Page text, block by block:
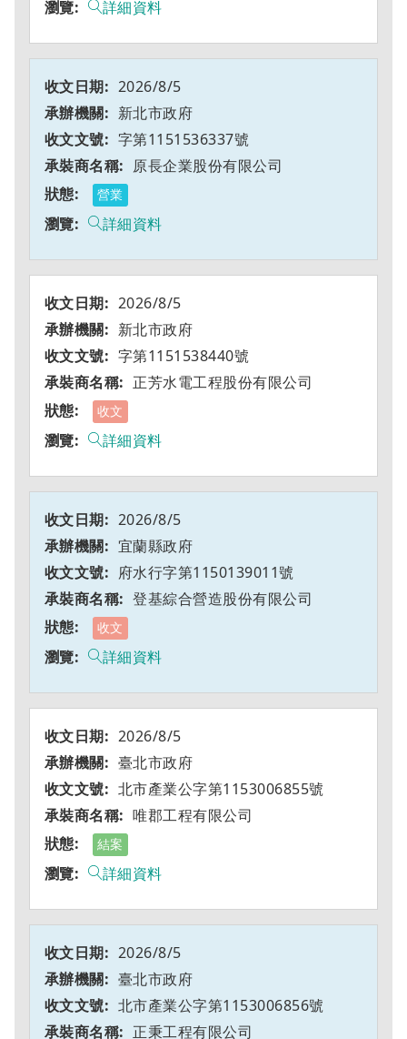
詳細資料
2026/8/5
新北市政府
字第1151536337號
原長企業股份有限公司
營業
詳細資料
2026/8/5
新北市政府
字第1151538440號
正芳水電工程股份有限公司
收文
詳細資料
2026/8/5
宜蘭縣政府
府水行字第1150139011號
登基綜合營造股份有限公司
收文
詳細資料
2026/8/5
臺北市政府
北市產業公字第1153006855號
唯郡工程有限公司
結案
詳細資料
2026/8/5
臺北市政府
北市產業公字第1153006856號
正秉工程有限公司